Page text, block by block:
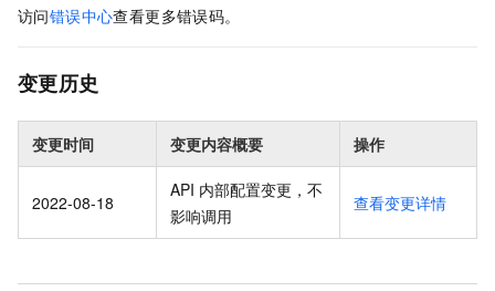
访问错误中心查看更多错误码。
变更历史
变更时间 变更内容概要 操作
2022-08-18
API 内部配置变更，不
影响调用
查看变更详情